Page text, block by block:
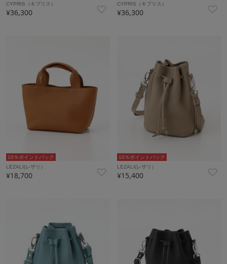
CYPRIS（キプリス）
¥36,300
CYPRIS（キプリス）
¥36,300
10％ポイントバック
LEZALI(レザリ）
¥18,700
10％ポイントバック
LEZALI(レザリ）
¥15,400